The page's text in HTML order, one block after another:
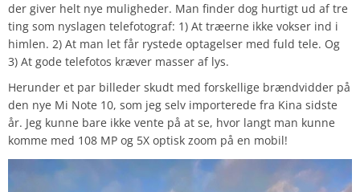
der giver helt nye muligheder. Man finder dog hurtigt ud af tre
ting som nyslagen telefotograf: 1) At træerne ikke vokser ind i
himlen. 2) At man let får rystede optagelser med fuld tele. Og
3) At gode telefotos kræver masser af lys.
Herunder et par billeder skudt med forskellige brændvidder på
den nye Mi Note 10, som jeg selv importerede fra Kina sidste
år. Jeg kunne bare ikke vente på at se, hvor langt man kunne
komme med 108 MP og 5X optisk zoom på en mobil!